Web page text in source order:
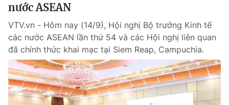
Góc doanh nghiệp
Truyền hình
Phim VTV
Hậu trường
Nhân vật
Khán giả
Giải trí
Điện ảnh
Âm nhạc
Sao
Đời sống
Du lịch
Giáo dục
nước ASEAN
VTV.vn - Hôm nay (14/9), Hội nghị Bộ trưởng Kinh tế
các nước ASEAN lần thứ 54 và các Hội nghị liên quan
đã chính thức khai mạc tại Siem Reap, Campuchia.